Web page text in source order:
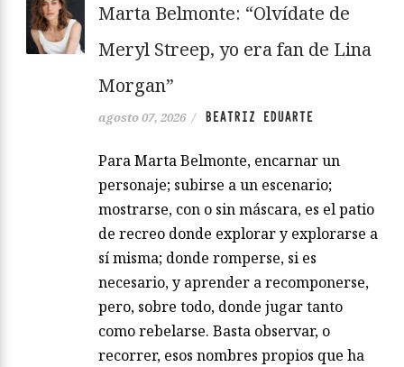
Marta Belmonte: “Olvídate de
Meryl Streep, yo era fan de Lina
Morgan”
agosto 07, 2026 / BEATRIZ EDUARTE
Para Marta Belmonte, encarnar un
personaje; subirse a un escenario;
mostrarse, con o sin máscara, es el patio
de recreo donde explorar y explorarse a
sí misma; donde romperse, si es
necesario, y aprender a recomponerse,
pero, sobre todo, donde jugar tanto
como rebelarse. Basta observar, o
recorrer, esos nombres propios que ha